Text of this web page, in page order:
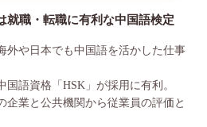
就職・転職に有利な中国語検定
外や日本でも中国語を活かした仕事
語資格「HSK」が採用に有利。
企業と公共機関から従業員の評価と